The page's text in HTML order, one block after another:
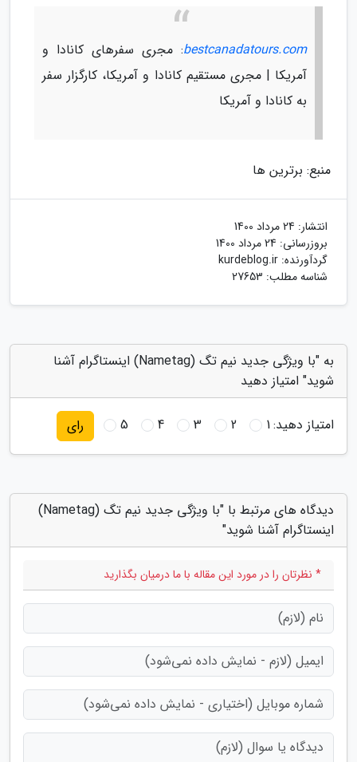
bestcanadatours.com: مجری سفرهای کانادا و
آمریکا | مجری مستقیم کانادا و آمریکا، کارگزار سفر
به کانادا و آمریکا
منبع: برترین ها
انتشار: 24 مرداد 1400
بروزرسانی: 24 مرداد 1400
گردآورنده: kurdeblog.ir
شناسه مطلب: 27653
به "با ویژگی جدید نیم تگ (Nametag) اینستاگرام آشنا
شوید" امتیاز دهید
امتیاز دهید:1
2
3
4
5 رای
دیدگاه های مرتبط با "با ویژگی جدید نیم تگ (Nametag)
اینستاگرام آشنا شوید"
* نظرتان را در مورد این مقاله با ما درمیان بگذارید